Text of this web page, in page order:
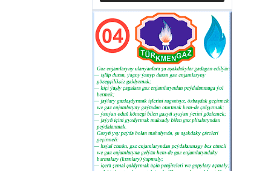
gatnaşýar.
Ýurdumyzda medeniýet ulgamynda
amala aşyrylýan döwletli tutumlardan
ruhlanyp, döredijilikli işleýän
«Türkmennebit» döwlet konserniniň
«Nebitgazburawlaýyş» trestiniň
Aragatnaşyk müdirliginiň Saparmyrat
Türkmenbaşy adyndaky Nebitçileriň
medeniýet köşgüniň «Dehistan»